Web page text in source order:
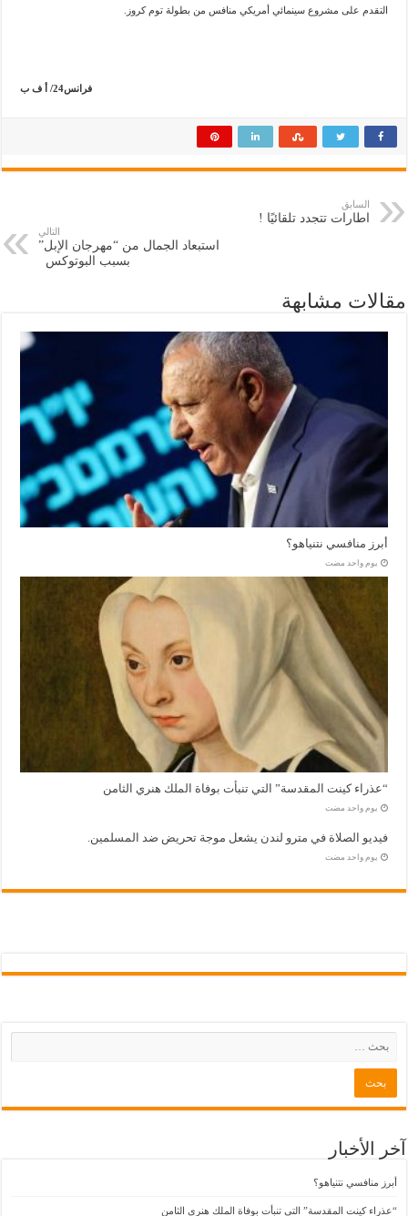
التقدم على مشروع سينمائي أمريكي منافس من بطولة توم كروز.
فرانس24/ أ ف ب
السابق
اطارات تتجدد تلقائيًا !
التالي
استبعاد الجمال من “مهرجان الإبل”
بسبب البوتوكس
مقالات مشابهة
أبرز منافسي نتنياهو؟
‏يوم واحد مضت
“عذراء كينت المقدسة” التي تنبأت بوفاة الملك هنري الثامن
‏يوم واحد مضت
فيديو الصلاة في مترو لندن يشعل موجة تحريض ضد المسلمين.
‏يوم واحد مضت
آخر الأخبار
أبرز منافسي نتنياهو؟
“عذراء كينت المقدسة” التي تنبأت بوفاة الملك هنري الثامن